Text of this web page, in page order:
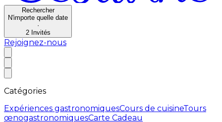
Rechercher
N'importe quelle date
·
2 Invités
Rejoignez-nous
Catégories
Expériences gastronomiquesCours de cuisineTours
œnogastronomiquesCarte Cadeau